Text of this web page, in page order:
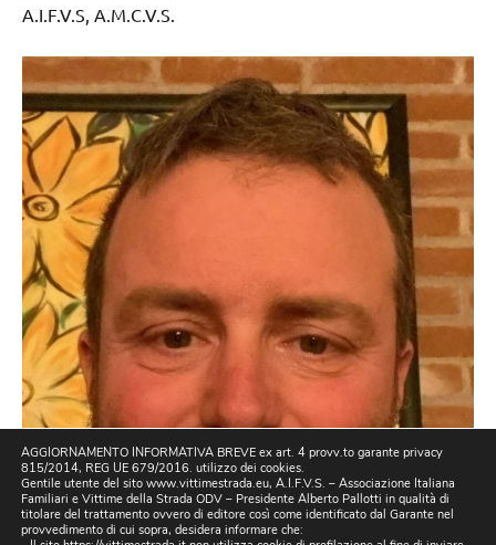
A.I.F.V.S, A.M.C.V.S.
AGGIORNAMENTO INFORMATIVA BREVE ex art. 4 provv.to garante privacy
815/2014, REG UE 679/2016. utilizzo dei cookies.
Gentile utente del sito www.vittimestrada.eu, A.I.F.V.S. – Associazione Italiana
Familiari e Vittime della Strada ODV – Presidente Alberto Pallotti in qualità di
titolare del trattamento ovvero di editore così come identificato dal Garante nel
provvedimento di cui sopra, desidera informare che: